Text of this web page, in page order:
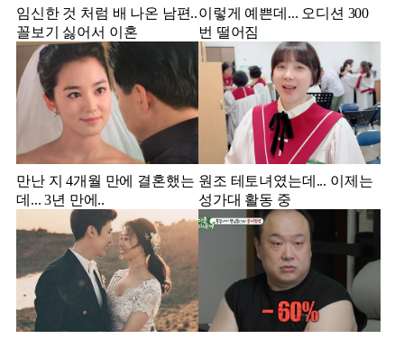
임신한 것 처럼 배 나온 남편..
꼴보기 싫어서 이혼
이렇게 예쁜데... 오디션 300
번 떨어짐
만난 지 4개월 만에 결혼했는
데... 3년 만에..
원조 테토녀였는데... 이제는
성가대 활동 중